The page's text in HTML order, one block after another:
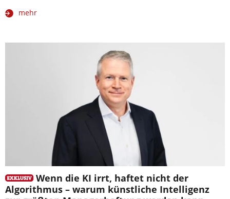
mehr
Wenn die KI irrt, haftet nicht der
Algorithmus – warum künstliche Intelligenz